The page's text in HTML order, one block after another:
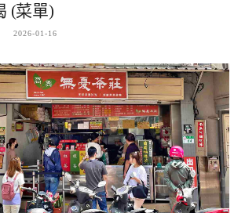
(菜單)
2026-01-16